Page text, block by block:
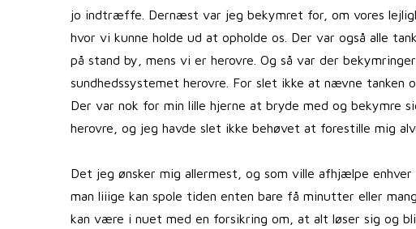
jo indtræffe. Dernæst var jeg bekymret for, om vores
hvor vi kunne holde ud at opholde os. Der var også alle
på stand by, mens vi er herovre. Og så var der
sundhedssystemet herovre. For slet ikke at nævne
Der var nok for min lille hjerne at bryde med og
herovre, og jeg havde slet ikke behøvet at forestille mig
Det jeg ønsker mig allermest, og som ville afhjælpe
man liiige kan spole tiden enten bare få minutter eller
kan være i nuet med en forsikring om, at alt løser sig og